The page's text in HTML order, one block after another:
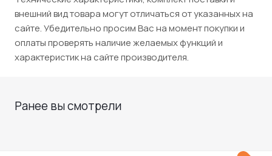
внешний вид товара могут отличаться от указанных на
сайте. Убедительно просим Вас на момент покупки и
оплаты проверять наличие желаемых функций и
характеристик на сайте производителя.
Ранее вы смотрели